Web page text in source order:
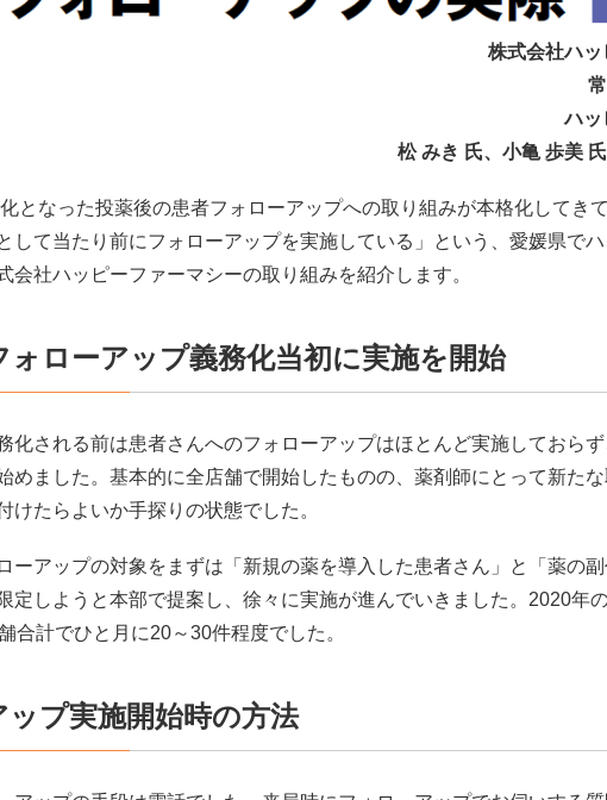
株式会社ハ
ハッ
松 みき 氏、小亀 歩美
となった投薬後の患者フォローアップへの取り組みが本格化してき
して当たり前にフォローアップを実施している」という、愛媛県で
会社ハッピーファーマシーの取り組みを紹介します。
ォローアップ義務化当初に実施を開始
化される前は患者さんへのフォローアップはほとんど実施しておら
めました。基本的に全店舗で開始したものの、薬剤師にとって新た
けたらよいか手探りの状態でした。
ーアップの対象をまずは「新規の薬を導入した患者さん」と「薬の
定しようと本部で提案し、徐々に実施が進んでいきました。2020年
合計でひと月に20～30件程度でした。
ップ実施開始時の方法